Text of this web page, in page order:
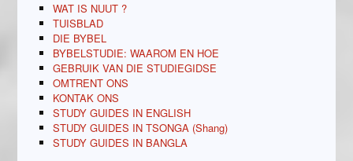
WAT IS NUUT ?
TUISBLAD
DIE BYBEL
BYBELSTUDIE: WAAROM EN HOE
GEBRUIK VAN DIE STUDIEGIDSE
OMTRENT ONS
KONTAK ONS
STUDY GUIDES IN ENGLISH
STUDY GUIDES IN TSONGA (Shang)
STUDY GUIDES IN BANGLA